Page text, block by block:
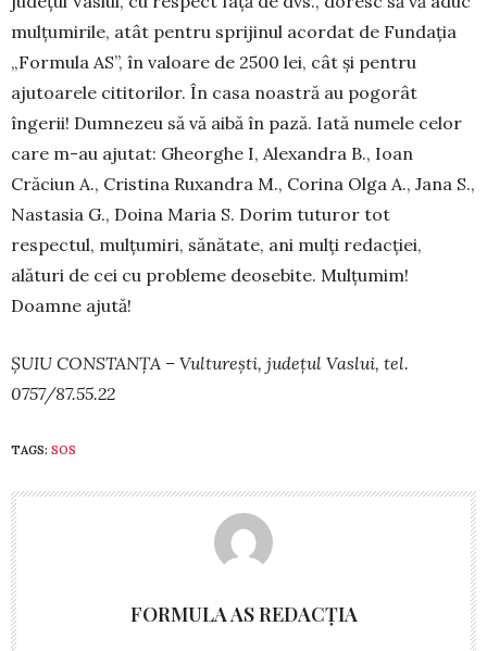
mulțumirile, atât pentru sprijinul acordat de Fun­dația
„Formula AS”, în valoare de 2500 lei, cât și pentru
ajutoarele cititorilor. În casa noastră au pogorât
îngerii! Dumnezeu să vă aibă în pază. Iată numele celor
care m-au ajutat: Gheorghe I, Alexandra B., Ioan
Crăciun A., Cristina Ruxandra M., Corina Olga A., Jana S.,
Nastasia G., Doina Maria S. Dorim tuturor tot
respectul, mulțumiri, sănătate, ani mulți redacției,
alături de cei cu probleme deosebite. Mulțumim!
Doamne ajută!
ȘUIU CONSTANȚA – Vulturești, județul Vaslui, tel.
0757/87.55.22
TAGS: SOS
FORMULA AS REDACȚIA